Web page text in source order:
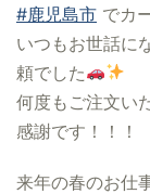
#鹿児島市 でカ
いつもお世話に
頼でした
何度もご注文い
感謝です！！！
来年の春のお仕